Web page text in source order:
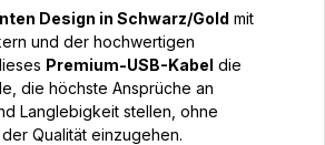
Design in Schwarz/Gold mit
und der hochwertigen
Premium-USB-Kabel die
die höchste Ansprüche an
Langlebigkeit stellen, ohne
Qualität einzugehen.